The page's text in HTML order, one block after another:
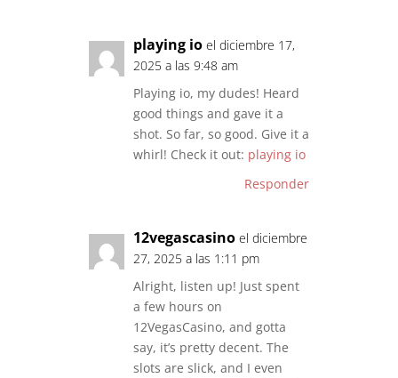
playing io el diciembre 17,
2025 a las 9:48 am
Playing io, my dudes! Heard
good things and gave it a
shot. So far, so good. Give it a
whirl! Check it out: playing io
Responder
12vegascasino el diciembre
27, 2025 a las 1:11 pm
Alright, listen up! Just spent
a few hours on
12VegasCasino, and gotta
say, it’s pretty decent. The
slots are slick, and I even